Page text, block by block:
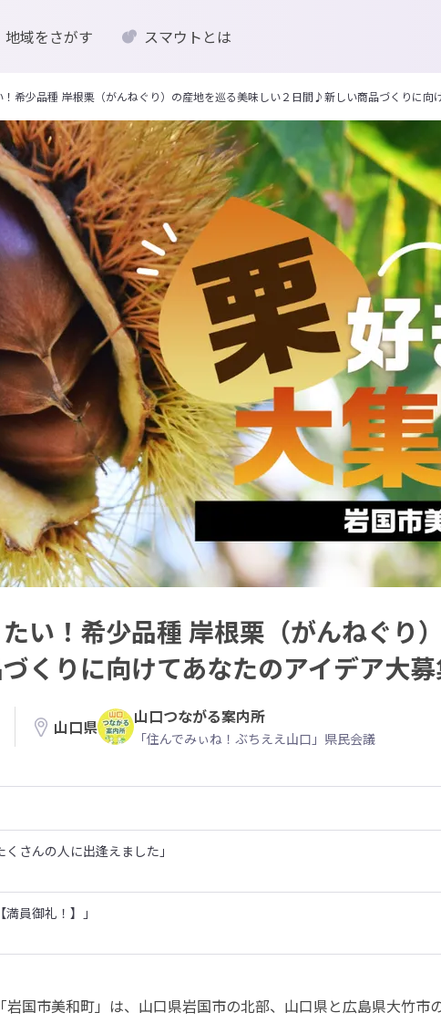
地域をさがす スマウトとは
希少品種 岸根栗（がんねぐり）の産地を巡る美味しい２日間♪新しい商品づくりに向
い！希少品種 岸根栗（がんねぐり
くりに向けてあなたのアイデア大募
山口県 山口つながる案内所
「住んでみぃね！ぶちええ山口」県民会議
さんの人に出逢えました」
員御礼！】」
国市美和町」は、山口県岩国市の北部、山口県と広島県大竹市